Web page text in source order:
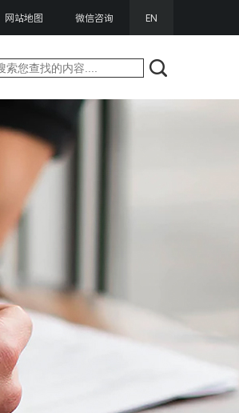
网站地图 微信咨询 EN